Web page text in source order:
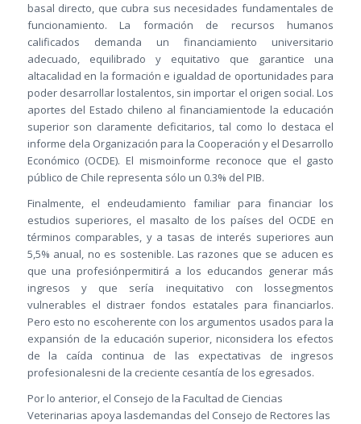
basal directo, que cubra sus necesidades fundamentales de
funcionamiento. La formación de recursos humanos
calificados demanda un financiamiento universitario
adecuado, equilibrado y equitativo que garantice una
altacalidad en la formación e igualdad de oportunidades para
poder desarrollar lostalentos, sin importar el origen social. Los
aportes del Estado chileno al financiamientode la educación
superior son claramente deficitarios, tal como lo destaca el
informe dela Organización para la Cooperación y el Desarrollo
Económico (OCDE). El mismoinforme reconoce que el gasto
público de Chile representa sólo un 0.3% del PIB.
Finalmente, el endeudamiento familiar para financiar los
estudios superiores, el masalto de los países del OCDE en
términos comparables, y a tasas de interés superiores aun
5,5% anual, no es sostenible. Las razones que se aducen es
que una profesiónpermitirá a los educandos generar más
ingresos y que sería inequitativo con lossegmentos
vulnerables el distraer fondos estatales para financiarlos.
Pero esto no escoherente con los argumentos usados para la
expansión de la educación superior, niconsidera los efectos
de la caída continua de las expectativas de ingresos
profesionalesni de la creciente cesantía de los egresados.
Por lo anterior, el Consejo de la Facultad de Ciencias
Veterinarias apoya lasdemandas del Consejo de Rectores las